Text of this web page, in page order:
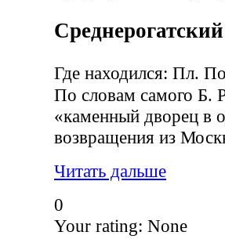
Где находился: Пл.
По словам самого Б.
«каменный дворец в
возвращения из
Читать дальше
0
Your rating: None